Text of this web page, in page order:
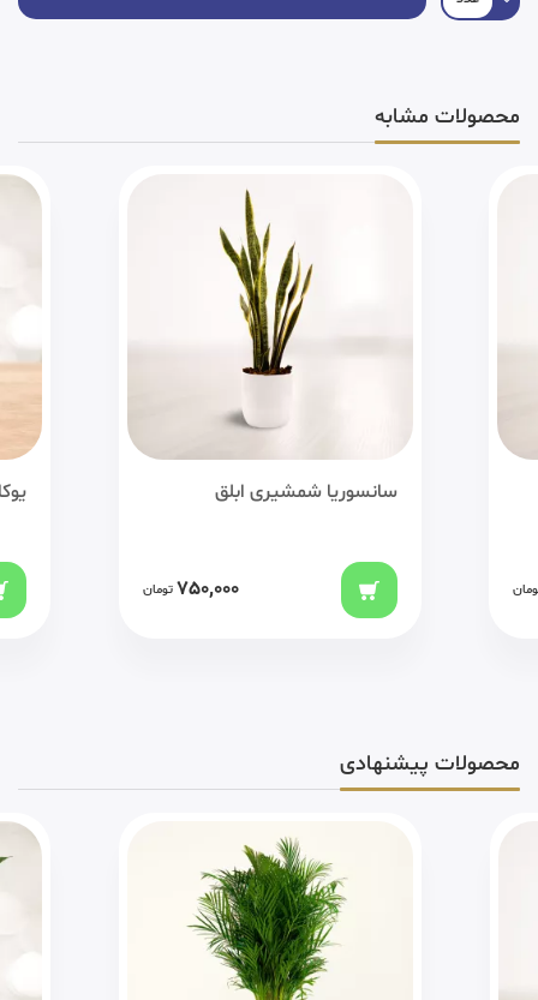
محصولات مشابه
سانسوریا شمشیری ابلق
750,000 تومان
محصولات پیشنهادی